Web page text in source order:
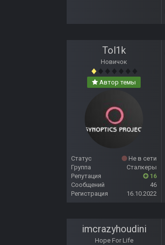
Tol1k
Новичок
Автор темы
Статус
Не в сети
Группа
Сталкеры
Репутация
16
Сообщений
46
Регистрация
16.10.2022
imcrazyhoudini
Hope For Life